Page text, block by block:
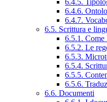
6.4.5.
6.4.6.
6.4.7.
6.5. Scrittura e
6.5.1. Come
6.5.2. Le
6.5.3.
6.5.4.
6.5.5.
6.5.6.
6.6. Documenti